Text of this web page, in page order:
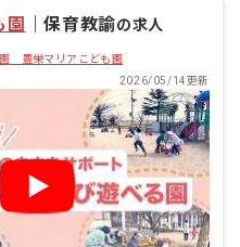
園 ｜保育教諭の求人
豊栄マリアこども園
2026/05/14更新